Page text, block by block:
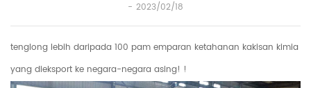
2023/02/18
tenglong lebih daripada 100 pam emparan ketahanan kakisan kimia
yang dieksport ke negara-negara asing! !